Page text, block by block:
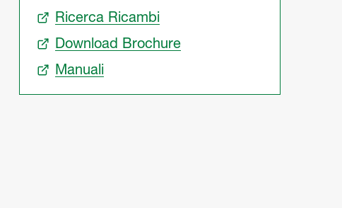
Ricerca Ricambi
Download Brochure
Manuali